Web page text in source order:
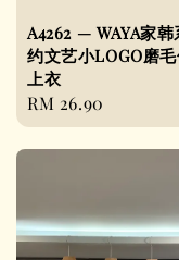
A4262 — WAYA家韩
约文艺小LOGO磨
上衣
Regular
price
RM 26.90